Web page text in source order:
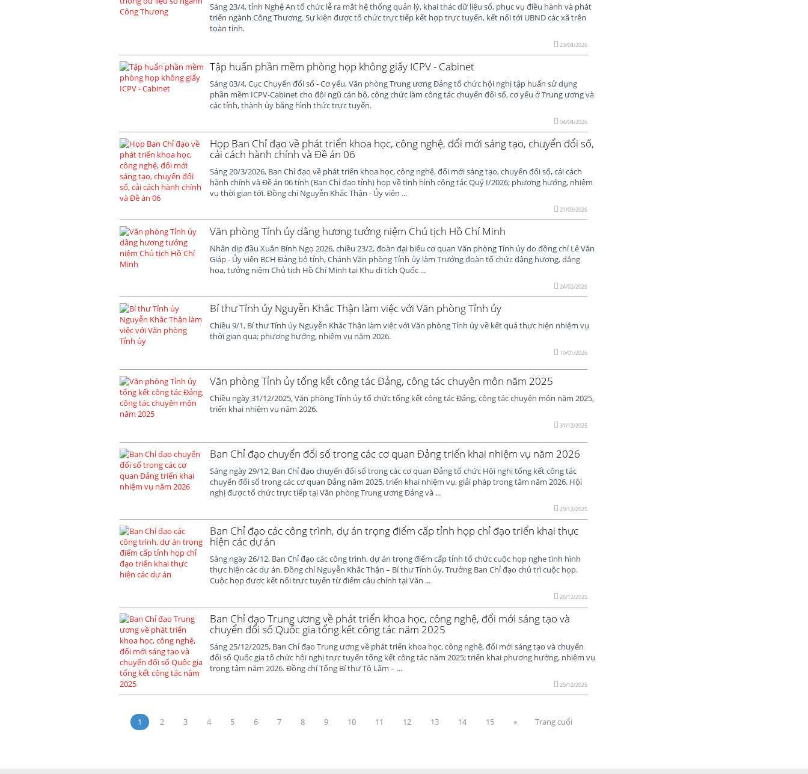
Sáng 23/4, tỉnh Nghệ An tổ chức lễ ra mắt hệ thống quản lý, khai thác dữ liệu số, phục vụ điều hành và phát
triển ngành Công Thương. Sự kiện được tổ chức trực tiếp kết hợp trực tuyến, kết nối tới UBND các xã trên
toàn tỉnh.
23/04/2026
Tập huấn phần mềm phòng họp không giấy ICPV - Cabinet
Sáng 03/4, Cục Chuyển đổi số - Cơ yếu, Văn phòng Trung ương Đảng tổ chức hội nghị tập huấn sử dụng
phần mềm ICPV-Cabinet cho đội ngũ cán bộ, công chức làm công tác chuyển đổi số, cơ yếu ở Trung ương và
các tỉnh, thành ủy bằng hình thức trực tuyến.
04/04/2026
Họp Ban Chỉ đạo về phát triển khoa học, công nghệ, đổi mới sáng tạo, chuyển đổi số,
cải cách hành chính và Đề án 06
Sáng 20/3/2026, Ban Chỉ đạo về phát triển khoa học, công nghệ, đổi mới sáng tạo, chuyển đổi số, cải cách
hành chính và Đề án 06 tỉnh (Ban Chỉ đạo tỉnh) họp về tình hình công tác Quý I/2026; phương hướng, nhiệm
vụ thời gian tới. Đồng chí Nguyễn Khắc Thận - Ủy viên ...
21/03/2026
Văn phòng Tỉnh ủy dâng hương tưởng niệm Chủ tịch Hồ Chí Minh
Nhân dịp đầu Xuân Bính Ngọ 2026, chiều 23/2, đoàn đại biểu cơ quan Văn phòng Tỉnh ủy do đồng chí Lê Văn
Giáp - Ủy viên BCH Đảng bộ tỉnh, Chánh Văn phòng Tỉnh ủy làm Trưởng đoàn tổ chức dâng hương, dâng
hoa, tưởng niệm Chủ tịch Hồ Chí Minh tại Khu di tích Quốc ...
24/02/2026
Bí thư Tỉnh ủy Nguyễn Khắc Thận làm việc với Văn phòng Tỉnh ủy
Chiều 9/1, Bí thư Tỉnh ủy Nguyễn Khắc Thận làm việc với Văn phòng Tỉnh ủy về kết quả thực hiện nhiệm vụ
thời gian qua; phương hướng, nhiệm vụ năm 2026.
10/01/2026
Văn phòng Tỉnh ủy tổng kết công tác Đảng, công tác chuyên môn năm 2025
Chiều ngày 31/12/2025, Văn phòng Tỉnh ủy tổ chức tổng kết công tác Đảng, công tác chuyên môn năm 2025,
triển khai nhiệm vụ năm 2026.
31/12/2025
Ban Chỉ đạo chuyển đổi số trong các cơ quan Đảng triển khai nhiệm vụ năm 2026
Sáng ngày 29/12, Ban Chỉ đạo chuyển đổi số trong các cơ quan Đảng tổ chức Hội nghị tổng kết công tác
chuyển đổi số trong các cơ quan Đảng năm 2025, triển khai nhiệm vụ, giải pháp trong tâm năm 2026. Hội
nghị được tổ chức trực tiếp tại Văn phòng Trung ương Đảng và ...
29/12/2025
Ban Chỉ đạo các công trình, dự án trọng điểm cấp tỉnh họp chỉ đạo triển khai thực
hiện các dự án
Sáng ngày 26/12, Ban Chỉ đạo các công trình, dự án trọng điểm cấp tỉnh tổ chức cuộc họp nghe tình hình
thực hiện các dự án. Đồng chí Nguyễn Khắc Thận – Bí thư Tỉnh ủy, Trưởng Ban Chỉ đạo chủ trì cuộc họp.
Cuộc họp được kết nối trực tuyến từ điểm cầu chính tại Văn ...
26/12/2025
Ban Chỉ đạo Trung ương về phát triển khoa học, công nghệ, đổi mới sáng tạo và
chuyển đổi số Quốc gia tổng kết công tác năm 2025
Sáng 25/12/2025, Ban Chỉ đạo Trung ương về phát triển khoa học, công nghệ, đổi mới sáng tạo và chuyển
đổi số Quốc gia tổ chức hội nghị trực tuyến tổng kết công tác năm 2025; triển khai phương hướng, nhiệm vụ
trọng tâm năm 2026. Đồng chí Tổng Bí thư Tô Lâm – ...
25/12/2025
1 2 3 4 5 6 7 8 9 10 11 12 13 14 15 » Trang cuối